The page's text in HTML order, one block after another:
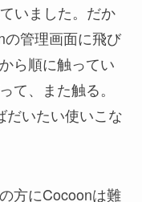
いました。だか
の管理画面に飛び
ら順に触ってい
て、また触る。
だいたい使いこな
方にCocoonは難